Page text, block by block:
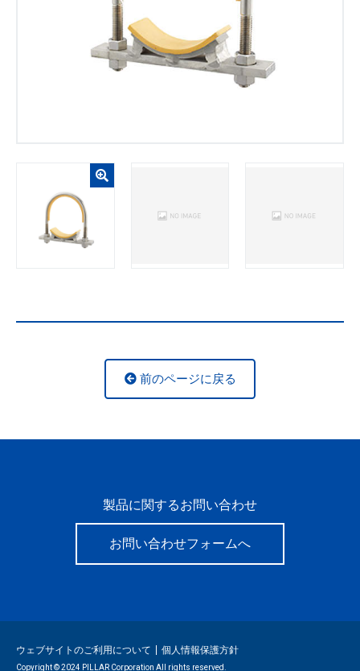
前のページに戻る
製品に関するお問い合わせ
お問い合わせフォームへ
ウェブサイトのご利用について 個人情報保護方針
Copyright © 2024 PILLAR Corporation All rights reserved.